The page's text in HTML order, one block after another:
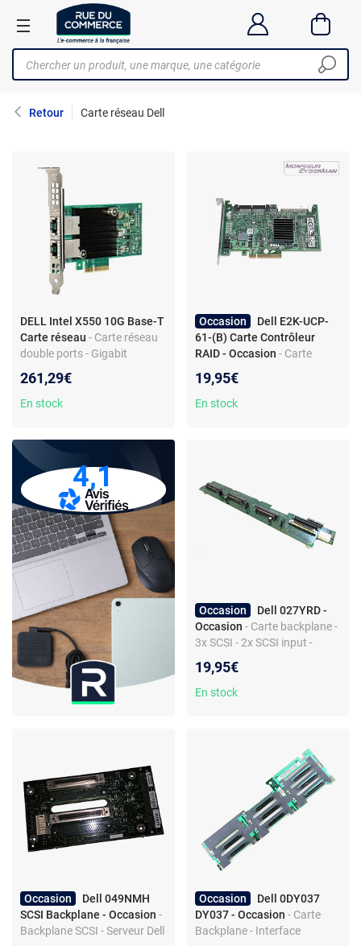
Retour Carte réseau Dell
DELL Intel X550 10G Base-T
Carte réseau - Carte réseau
double ports - Gigabit
encombrement
261,29€
En stock
Occasion
Dell E2K-UCP-
61-(B) Carte Contrôleur
RAID - Occasion - Carte
PCIe - Hot-Swap - Produit
seconde main testé
19,95€
En stock
4,1
Occasion
Dell 027YRD -
Occasion - Carte backplane -
3x SCSI - 2x SCSI input -
19,95€
En stock
Occasion
Dell 049NMH
SCSI Backplane - Occasion -
Backplane SCSI - Serveur Dell
Occasion
Dell 0DY037
DY037 - Occasion - Carte
Backplane - Interface